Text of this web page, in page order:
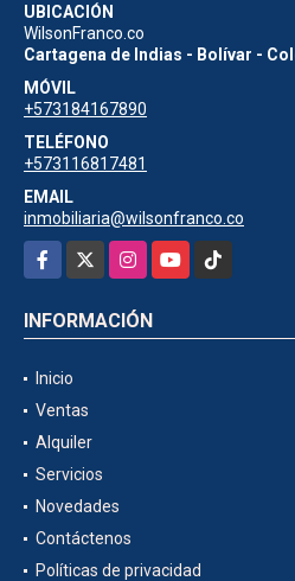
UBICACIÓN
WilsonFranco.co
Cartagena de Indias - Bolívar -
MÓVIL
+573184167890
TELÉFONO
+573116817481
EMAIL
inmobiliaria@wilsonfranco.co
Facebook
InstagramYouTubeTikTok
INFORMACIÓN
Inicio
Ventas
Alquiler
Servicios
Novedades
Contáctenos
Políticas de privacidad